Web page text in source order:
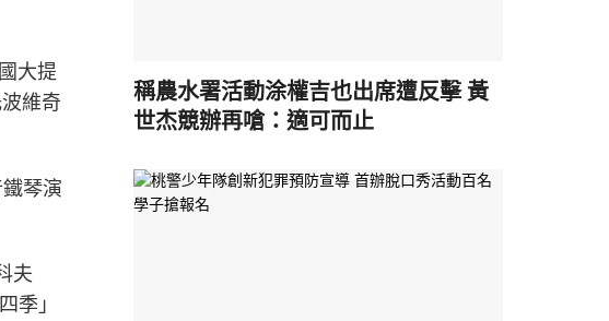
大提
維奇
琴演
夫
季」
稱農水署活動涂權吉也出席遭反擊 黃
世杰競辦再嗆：適可而止